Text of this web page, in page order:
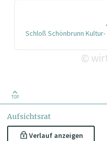
Schloß Schönbrunn
©
TOP
Aufsichtsrat
Verlauf anzeigen